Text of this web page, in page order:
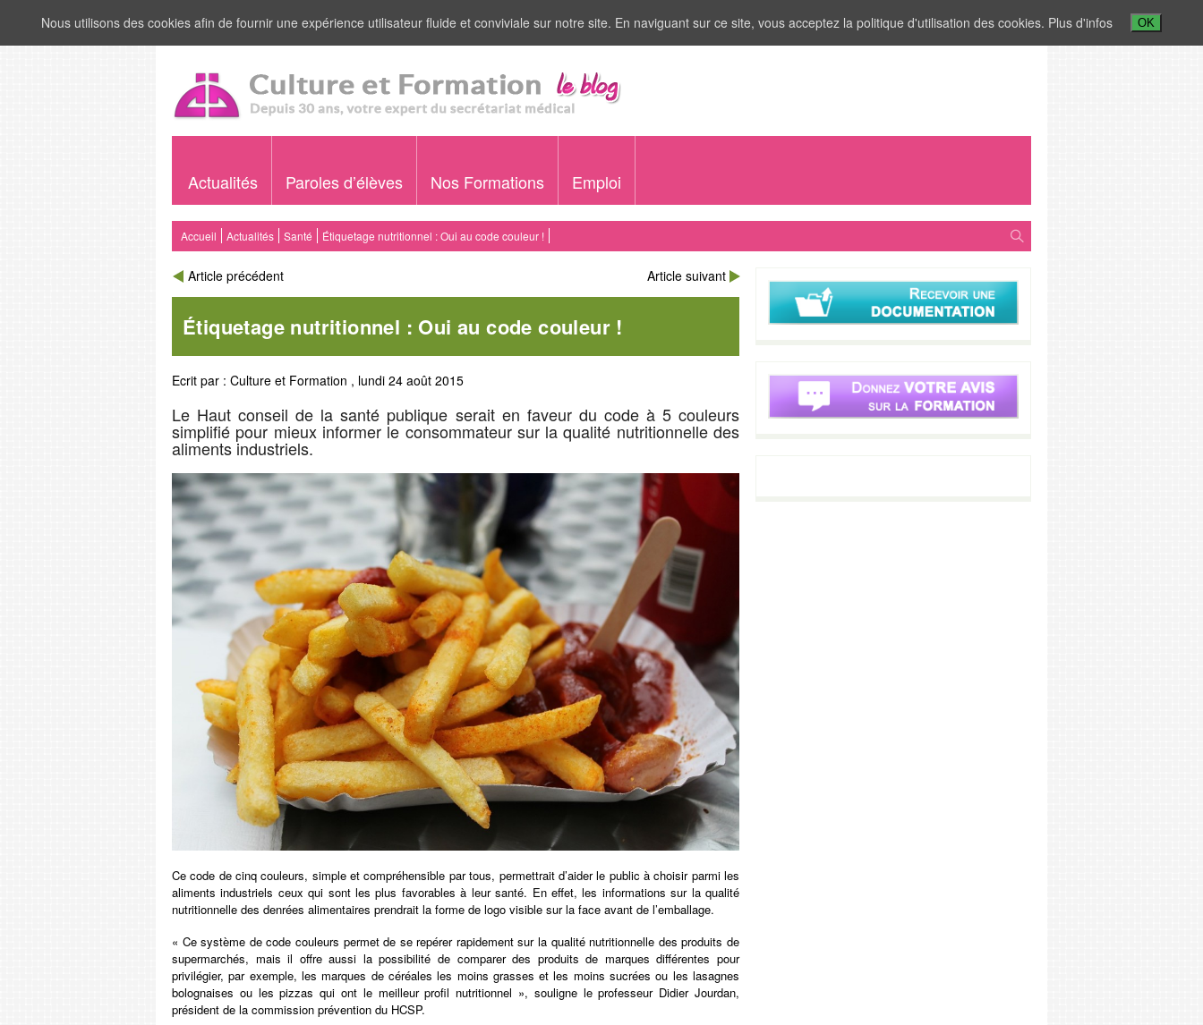
Actualités Paroles d’élèves Nos Formations Emploi
Accueil Actualités Santé Étiquetage nutritionnel : Oui au code couleur !
Article précédent Article suivant
Étiquetage nutritionnel : Oui au code couleur !
Ecrit par : Culture et Formation , lundi 24 août 2015
Le Haut conseil de la santé publique serait en faveur du code à 5 couleurs
simplifié pour mieux informer le consommateur sur la qualité nutritionnelle des
aliments industriels.
Ce code de cinq couleurs, simple et compréhensible par tous, permettrait d’aider le public à choisir parmi les
aliments industriels ceux qui sont les plus favorables à leur santé. En effet, les informations sur la qualité
nutritionnelle des denrées alimentaires prendrait la forme de logo visible sur la face avant de l’emballage.
« Ce système de code couleurs permet de se repérer rapidement sur la qualité nutritionnelle des produits de
supermarchés, mais il offre aussi la possibilité de comparer des produits de marques différentes pour
privilégier, par exemple, les marques de céréales les moins grasses et les moins sucrées ou les lasagnes
bolognaises ou les pizzas qui ont le meilleur profil nutritionnel », souligne le professeur Didier Jourdan,
président de la commission prévention du HCSP.
Nous utilisons des cookies afin de fournir une expérience utilisateur fluide et conviviale sur notre site. En naviguant sur ce site, vous acceptez la politique d'utilisation des cookies. Plus d'infos OK